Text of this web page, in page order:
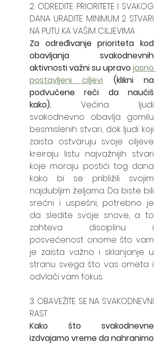
2. ODREDITE PRIORITETE I SVAKOG
DANA URADITE MINIMUM 2 STVARI
NA PUTU KA VAŠIM CILJEVIMA
Za određivanje prioriteta kod
obavljanja svakodnevnih
aktivnosti važni su upravo jasno
postavljeni ciljevi (klikni na
podvučene reči da naučiš
kako). Većina ljudi
svakodnevno obavlja gomilu
besmislenih stvari, dok ljudi koji
zaista ostvaruju svoje ciljeve
kreiraju listu najvažnijih stvari
koje moraju postići tog dana
kako bi se približili svojim
najdubljim željama. Da biste bili
srećni i uspešni, potrebno je
da sledite svoje snove, a to
zahteva disciplinu i
posvećenost onome što vam
je zaista važno i sklanjanje u
stranu svega što vas ometa i
odvlači vam fokus.
3. OBAVEŽITE SE NA SVAKODNEVNI
RAST
Kako što svakodnevne
izdvajamo vreme da nahranimo